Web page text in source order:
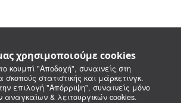
χρησιμοποιούμε cookies
κουμπί "Αποδοχή", συναινείς στη
σκοπούς στατιστικής και μάρκετινγκ.
επιλογή "Απόρριψη", συναινείς μόνο
αναγκαίων & λειτουργικών cookies.